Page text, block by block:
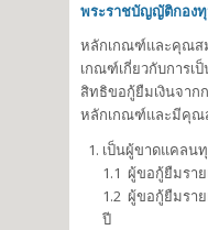
พระราชบัญญัติกองทุ
หลักเกณฑ์และคุณสม
เกณฑ์เกี่ยวกับการเ
สิทธิขอกู้ยืมเงินจาก
หลักเกณฑ์และมีคุณ
เป็นผู้ขาดแคลน
1.1 ผู้ขอกู้ยืมรา
1.2 ผู้ขอกู้ยืมราย
ปี